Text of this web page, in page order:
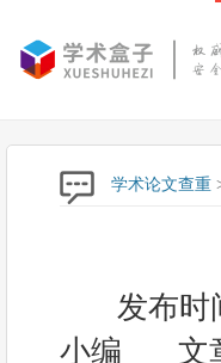
学术论文查重
发布时
小编
文